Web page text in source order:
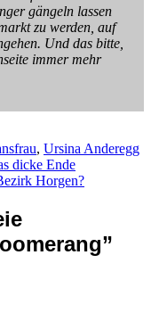
gängeln lassen
zu werden, auf
Und das bitte,
immer mehr
, Ursina Anderegg
dicke Ende
Horgen?
”